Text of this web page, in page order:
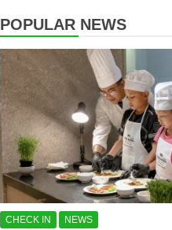
POPULAR NEWS
CHECK IN NEWS